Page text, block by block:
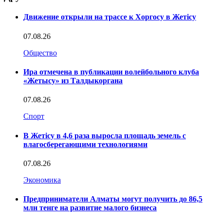
Движение открыли на трассе к Хоргосу в Жетісу
07.08.26
Общество
Ира отмечена в публикации волейбольного клуба
«Жетысу» из Талдыкоргана
07.08.26
Спорт
В Жетісу в 4,6 раза выросла площадь земель с
влагосберегающими технологиями
07.08.26
Экономика
Предприниматели Алматы могут получить до 86,5
млн тенге на развитие малого бизнеса